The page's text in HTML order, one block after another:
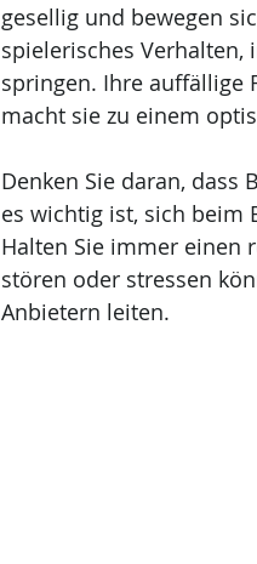
gesellig und bewegen
spielerisches
springen. Ihre auffällige
macht sie zu einem
Denken Sie daran, dass
es wichtig ist, sich beim
Halten Sie immer einen
stören oder stressen
Anbietern leiten.